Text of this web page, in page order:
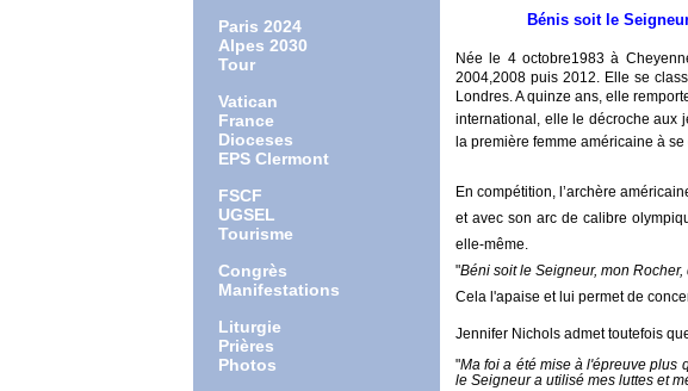
Paris 2024
Alpes 2030
Tour
Vatican
France
Dioceses
EPS Clermont
FSCF
UGSEL
Tourisme
Congrès
Manifestations
Liturgie
Prières
Photos
Bénis soit le
Née le 4 octobre1983 à
2004,2008 puis 2012. Elle se
Londres. A quinze ans, elle
international, elle le décroche aux
la première femme américaine à
En compétition, l’archère
et avec son arc de calibre
elle-même.
"Béni soit le Seigneur, mon
Cela l'apaise et lui permet de
Jennifer Nichols admet toutefois
"Ma foi a été mise à l'épreuve plus
le Seigneur a utilisé mes luttes et